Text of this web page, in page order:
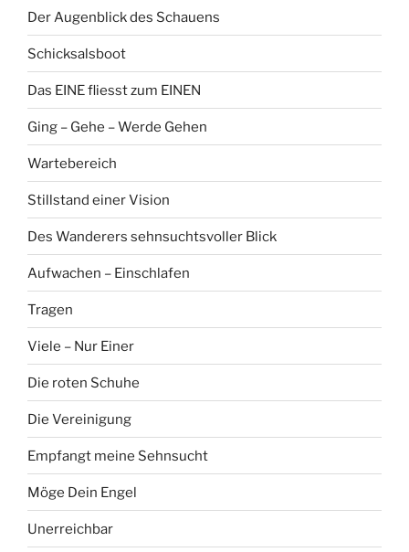
Der Augenblick des Schauens
Schicksalsboot
Das EINE fliesst zum EINEN
Ging – Gehe – Werde Gehen
Wartebereich
Stillstand einer Vision
Des Wanderers sehnsuchtsvoller Blick
Aufwachen – Einschlafen
Tragen
Viele – Nur Einer
Die roten Schuhe
Die Vereinigung
Empfangt meine Sehnsucht
Möge Dein Engel
Unerreichbar